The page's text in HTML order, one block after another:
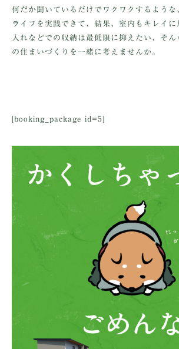
何だか聞いているだけでワクワクするような
ライフを実践できて、結果、室内もキレイに
入れなどでの収納は最低限に抑えたい、そん
の住まいづくりを一緒に考えませんか。
[booking_package id=5]